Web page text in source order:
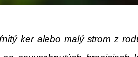
ker alebo malý strom z